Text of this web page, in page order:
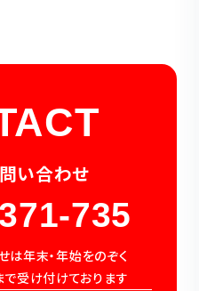
い合わせ
735
年末・年始をのぞく
受け付けております